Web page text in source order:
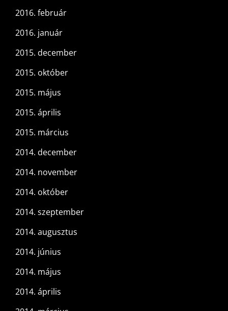
2016. február
2016. január
2015. december
2015. október
2015. május
2015. április
2015. március
2014. december
2014. november
2014. október
2014. szeptember
2014. augusztus
2014. június
2014. május
2014. április